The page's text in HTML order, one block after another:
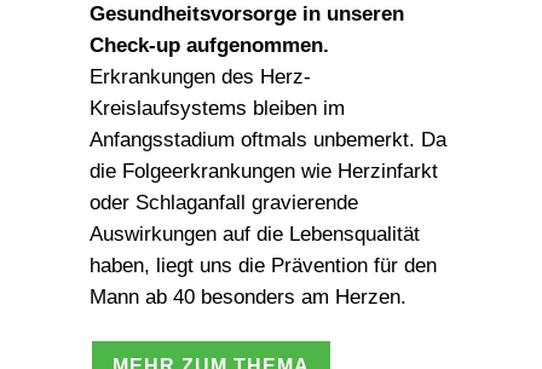
Gesundheitsvorsorge in unseren
Check-up aufgenommen.
Erkrankungen des Herz-
Kreislaufsystems bleiben im
Anfangsstadium oftmals unbemerkt. Da
die Folgeerkrankungen wie Herzinfarkt
oder Schlaganfall gravierende
Auswirkungen auf die Lebensqualität
haben, liegt uns die Prävention für den
Mann ab 40 besonders am Herzen.